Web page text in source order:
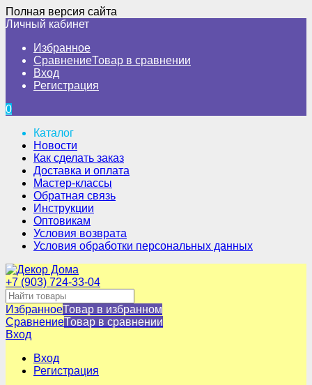
Полная версия сайта
Личный кабинет
Избранное
СравнениеТовар в сравнении
Вход
Регистрация
0
Каталог
Новости
Как сделать заказ
Доставка и оплата
Мастер-классы
Обратная связь
Инструкции
Оптовикам
Условия возврата
Условия обработки персональных данных
+7 (903) 724-33-04
ИзбранноеТовар в избранном
СравнениеТовар в сравнении
Вход
Вход
Регистрация